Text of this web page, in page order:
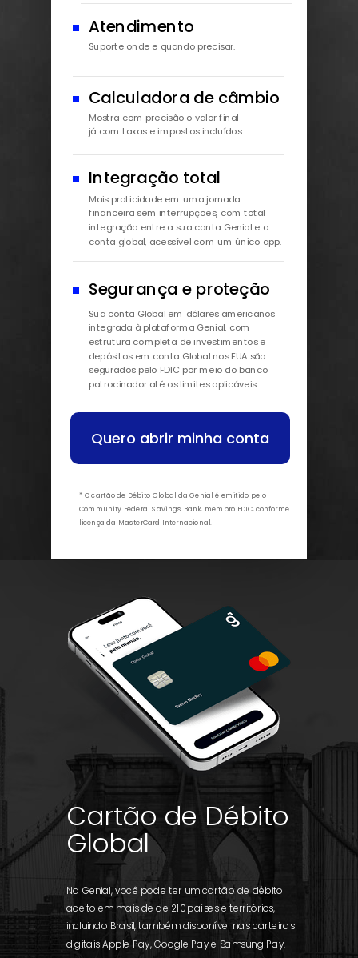
Suporte onde e quando precisar.
Atendimento
Mais praticidade em uma jornada
financeira sem interrupções, com total
integração entre a sua conta Genial e a
conta global, acessível com um único app.
Integração total
Sua conta Global em dólares americanos
integrada à plataforma Genial, com
estrutura completa de investimentos e
depósitos em conta Global nos EUA são
segurados pelo FDIC por meio do banco
patrocinador até os limites aplicáveis.
Segurança e proteção
Quero abrir minha conta
* O cartão de Débito Global da Genial é emitido pelo
Community Federal Savings Bank, membro FDIC, conforme
licença da MasterCard Internacional.
Mostra com precisão o valor final
já com taxas e impostos incluídos.
Calculadora de câmbio
Na Genial, você pode ter um cartão de débito
aceito em mais de de 210 países e territórios,
incluindo Brasil, também disponível nas carteiras
digitais Apple Pay, Google Pay e Samsung Pay.
Cartão de Débito
Global